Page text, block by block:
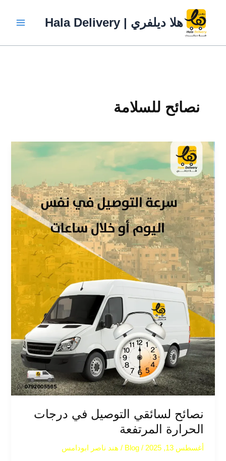
المحتوى
هلا ديلفري | Hala Delivery
نصائح للسلامة
نصائح لسائقي التوصيل في درجات
الحرارة المرتفعة
أغسطس 13, 2025 /
Blog
/ هند ناصر ابودامس
نصائح
لسائقي
التوصيل
في
درجات
الحرارة
المرتفعة